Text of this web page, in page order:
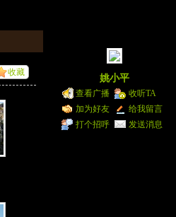
收藏
姚小平
查看广播
收听TA
加为好友
给我留言
打个招呼
发送消息